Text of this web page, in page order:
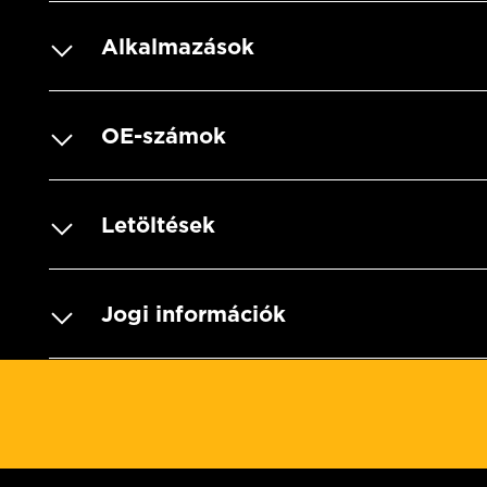
Alkalmazások
OE-számok
Letöltések
Jogi információk